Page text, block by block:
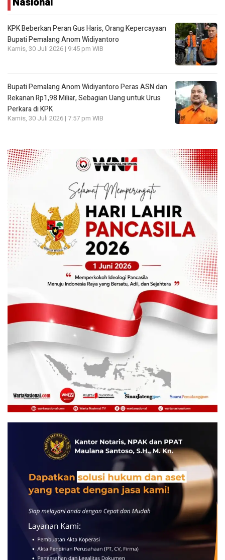
KPK Beberkan Peran Gus Haris, Orang Kepercayaan
Bupati Pemalang Anom Widiyantoro
Kamis, 30 Juli 2026 | 9:45 pm WIB
Bupati Pemalang Anom Widiyantoro Peras ASN dan
Rekanan Rp1,98 Miliar, Sebagian Uang untuk Urus
Perkara di KPK
Kamis, 30 Juli 2026 | 7:57 pm WIB